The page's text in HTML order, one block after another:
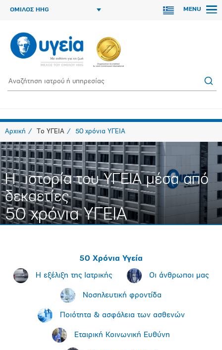
ΟΜΙΛΟΣ HHG MENU
Αρχική Το ΥΓΕΙΑ 50 χρόνια ΥΓΕΙΑ
H ιστορία του ΥΓΕΙΑ μέσα από
δεκαετίες
50 χρόνια ΥΓΕΙΑ
50 Χρόνια Υγεία
H εξέλιξη της Ιατρικής Οι άνθρωποι μας
Nοσηλευτική φροντίδα
Ποιότητα & ασφάλεια των ασθενών
Εταιρική Κοινωνική Ευθύνη